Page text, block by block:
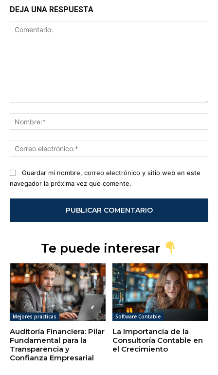
DEJA UNA RESPUESTA
Guardar mi nombre, correo electrónico y sitio web en este
navegador la próxima vez que comente.
Te puede interesar
Mejores prácticas
Auditoría Financiera: Pilar
Fundamental para la
Transparencia y
Confianza Empresarial
Software Contable
La Importancia de la
Consultoría Contable en
el Crecimiento